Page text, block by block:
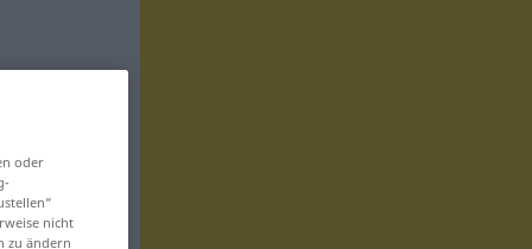
oder
nicht
zu ändern